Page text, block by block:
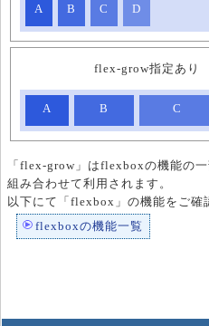
A B C D
flex-grow指定あり
A B C
「flex-grow」はflexboxの機能の
組み合わせて利用されます。
以下にて「flexbox」の機能をご確
flexboxの機能一覧